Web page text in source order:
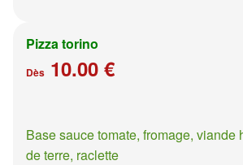
Pizza torino
Dès 10.00 €
Base sauce tomate, fromage, viande
de terre, raclette